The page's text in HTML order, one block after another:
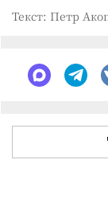
Текст: Петр